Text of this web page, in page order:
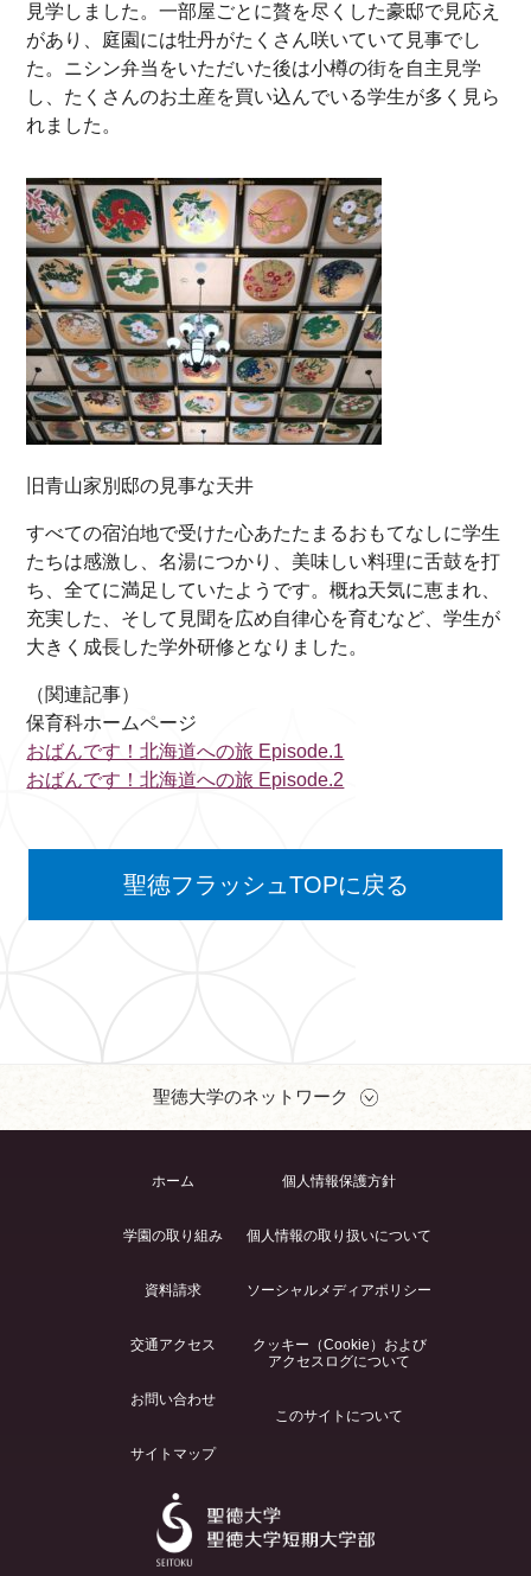
見学しました。一部屋ごとに贅を尽くした豪邸で見応え
があり、庭園には牡丹がたくさん咲いていて見事でし
た。ニシン弁当をいただいた後は小樽の街を自主見学
し、たくさんのお土産を買い込んでいる学生が多く見ら
れました。
旧青山家別邸の見事な天井
すべての宿泊地で受けた心あたたまるおもてなしに学生
たちは感激し、名湯につかり、美味しい料理に舌鼓を打
ち、全てに満足していたようです。概ね天気に恵まれ、
充実した、そして見聞を広め自律心を育むなど、学生が
大きく成長した学外研修となりました。
（関連記事）
保育科ホームページ
おばんです！北海道への旅 Episode.1
おばんです！北海道への旅 Episode.2
聖徳フラッシュTOPに戻る
聖徳大学のネットワーク
ホーム
学園の取り組み
資料請求
交通アクセス
お問い合わせ
サイトマップ
個人情報保護方針
個人情報の取り扱いについて
ソーシャルメディアポリシー
クッキー（Cookie）および
アクセスログについて
このサイトについて